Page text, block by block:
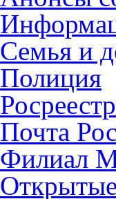
Семья и
Полиция
Росреестр
Почта
Филиал